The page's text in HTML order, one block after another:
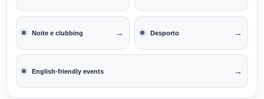
Noite e clubbing → Desporto →
English-friendly events →